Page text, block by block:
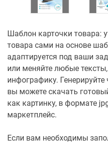
Шаблон карточки товара:
товара сами на основе
адаптируется под ваши
или меняйте любые
инфографику.
вы можете скачать
как картинку, в формате
маркетплейс.
Если вам необходимы